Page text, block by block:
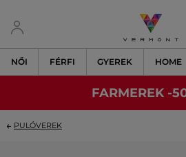
NŐI FÉRFI GYEREK HOME
FARMEREK -
PULÓVEREK